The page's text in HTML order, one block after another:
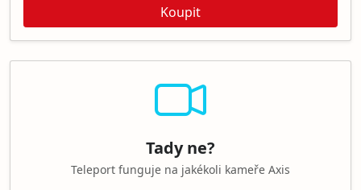
Koupit
Tady ne?
Teleport funguje na jakékoli kameře Axis